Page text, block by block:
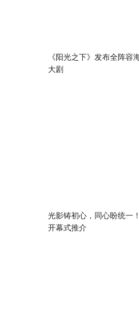
《阳光之下》发布全阵容
大剧
光影铸初心，同心盼统一
开幕式推介